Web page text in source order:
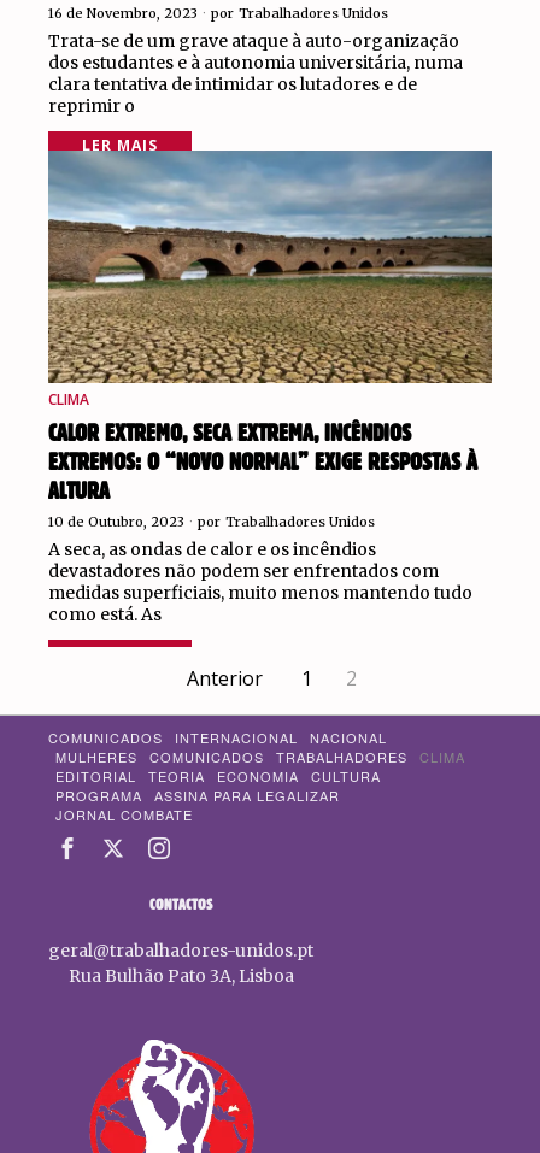
16 de Novembro, 2023 por Trabalhadores Unidos
Trata-se de um grave ataque à auto-organização
dos estudantes e à autonomia universitária, numa
clara tentativa de intimidar os lutadores e de
reprimir o
LER MAIS
CLIMA
CALOR EXTREMO, SECA EXTREMA, INCÊNDIOS
EXTREMOS: O “NOVO NORMAL” EXIGE RESPOSTAS À
ALTURA
10 de Outubro, 2023 por Trabalhadores Unidos
A seca, as ondas de calor e os incêndios
devastadores não podem ser enfrentados com
medidas superficiais, muito menos mantendo tudo
como está. As
LER MAIS
Anterior 1 2
COMUNICADOS INTERNACIONAL
NACIONAL
MULHERES
COMUNICADOS TRABALHADORES
CLIMA
EDITORIAL
TEORIA ECONOMIA
CULTURA
PROGRAMA
ASSINA PARA LEGALIZAR
JORNAL COMBATE
CONTACTOS
geral@trabalhadores-unidos.pt
Rua Bulhão Pato 3A, Lisboa